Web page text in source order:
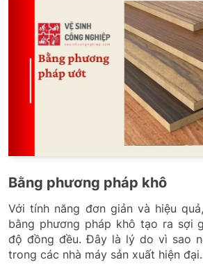
Bằng phương pháp khô
Với tính năng đơn giản và hiệu
bằng phương pháp khô tạo ra sợi
độ đồng đều. Đây là lý do vì sao
trong các nhà máy sản xuất hiện đại.